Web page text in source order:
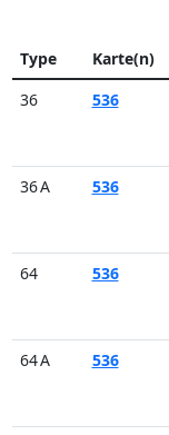
Type Karte(n)
36
536
36 A 536
64 536
64 A 536